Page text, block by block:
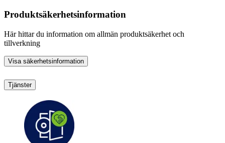
Produktsäkerhetsinformation
Här hittar du information om allmän produktsäkerhet och
tillverkning
Visa säkerhetsinformation
Tjänster